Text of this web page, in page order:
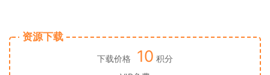
资源下载
下载价格 10 积分